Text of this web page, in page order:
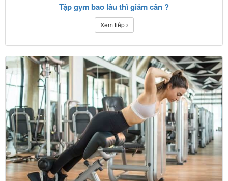
Tập gym bao lâu thì giảm cân ?
Xem tiếp